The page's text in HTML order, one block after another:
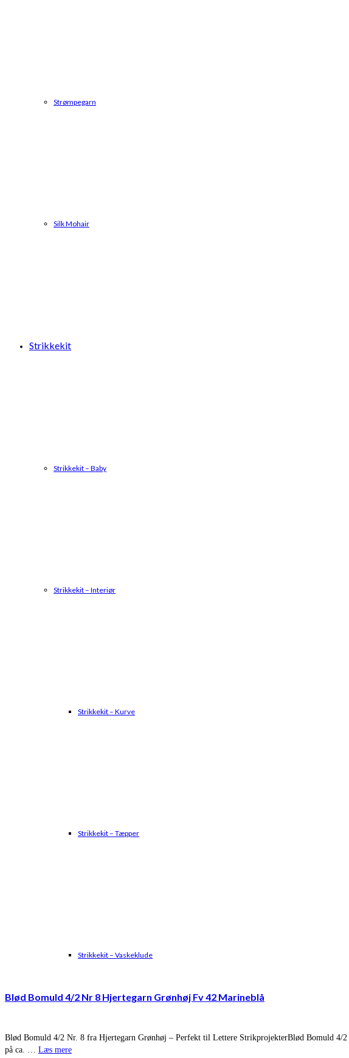
Strømpegarn
Silk Mohair
Strikkekit
Strikkekit – Baby
Strikkekit – Interiør
Strikkekit – Kurve
Strikkekit – Tæpper
Strikkekit – Vaskeklude
Blød Bomuld 4/2 Nr 8 Hjertegarn Grønhøj Fv 42 Marineblå
Blød Bomuld 4/2 Nr. 8 fra Hjertegarn Grønhøj – Perfekt til Lettere StrikprojekterBlød Bomuld
på ca. … Læs mere